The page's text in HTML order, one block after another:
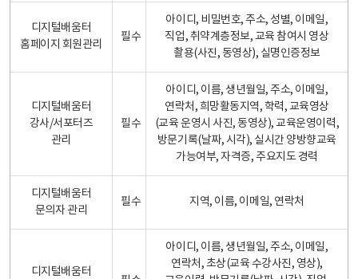
디지털배움터
홈페이지 회원관리
필수
아이디, 비밀번호, 주소, 성별, 이메일,
직업, 취약계층정보, 교육 참여시 영상
촬용(사진, 동영상), 실명인증정보
디지털배움터
강사/서포터즈
관리
필수
아이디, 이름, 생년월일, 주소, 이메일,
연락처, 희망활동지역, 학력, 교육영상
(교육 운영시 사진, 동영상), 교육운영이력,
방문기록(날짜, 시각), 실시간 양방향교육
가능여부, 자격증, 주요지도 경력
디지털배움터
문의자 관리
필수 지역, 이름, 이메일, 연락처
디지털배움터
아이디, 이름, 생년월일, 주소, 이메일,
연락처, 초상(교육 수강사진, 영상),